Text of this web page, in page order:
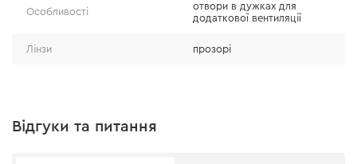
Особливості
отвори в дужках для
додаткової вентиляції
Лінзи прозорі
Відгуки та питання